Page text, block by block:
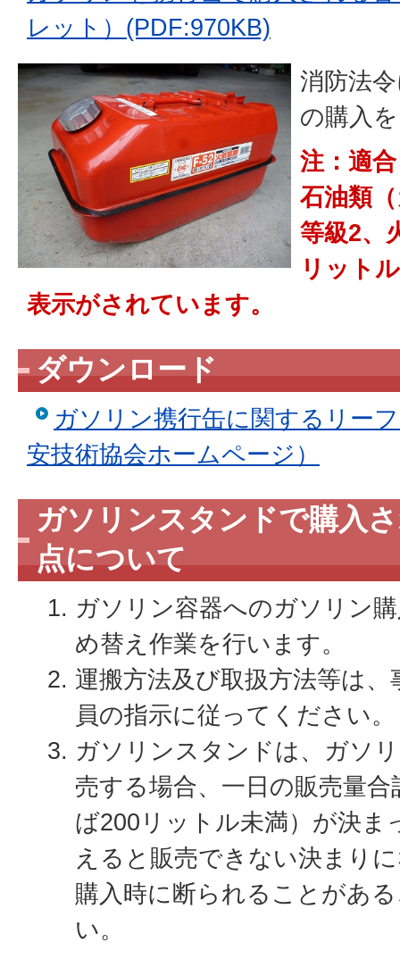
レット）(PDF:970KB)
消防法
の購入
注：適
石油類
等級2、
リット
表示がされています。
ダウンロード
ガソリン携行缶に関するリー
安技術協会ホームページ）
ガソリンスタンドで購入
点について
ガソリン容器へのガソリン
め替え作業を行います。
運搬方法及び取扱方法等は
員の指示に従ってください。
ガソリンスタンドは、ガソ
売する場合、一日の販売量
ば200リットル未満）が決ま
えると販売できない決まり
購入時に断られることがあ
い。